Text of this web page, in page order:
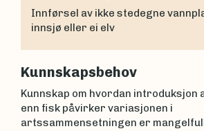
Innførsel av ikke stedegne
innsjø eller ei elv
Kunnskapsbehov
Kunnskap om hvordan introduksjon
enn fisk påvirker variasjonen i
artssammensetningen er